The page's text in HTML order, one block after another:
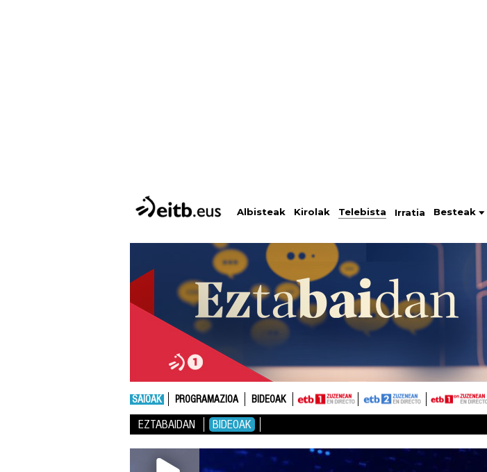
Albisteak Kirolak Telebista Irratia Besteak
SAIOAK PROGRAMAZIOA BIDEOAK
EZTABAIDAN BIDEOAK